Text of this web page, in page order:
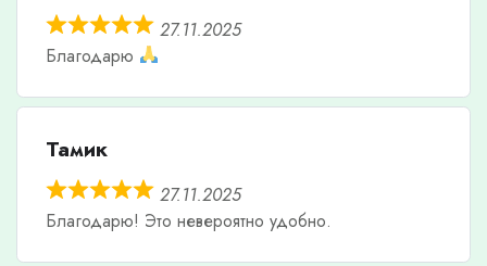
27.11.2025
Благодарю
Тамик
27.11.2025
Благодарю! Это невероятно удобно.